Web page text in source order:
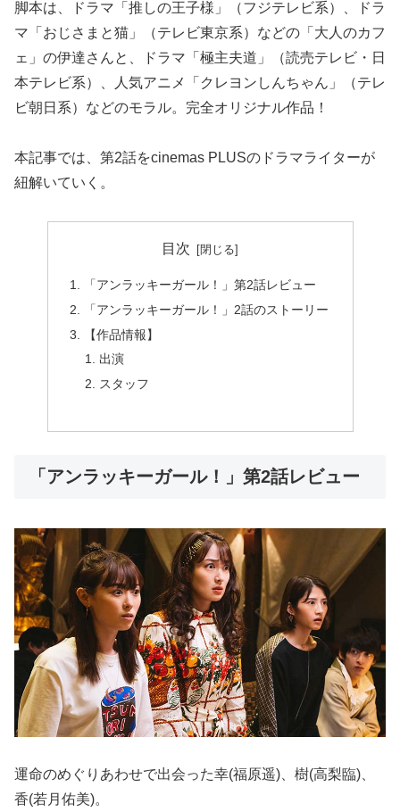
脚本は、ドラマ「推しの王子様」（フジテレビ系）、ドラ
マ「おじさまと猫」（テレビ東京系）などの「大人のカフ
ェ」の伊達さんと、ドラマ「極主夫道」（読売テレビ・日
本テレビ系）、人気アニメ「クレヨンしんちゃん」（テレ
ビ朝日系）などのモラル。完全オリジナル作品！
本記事では、第2話をcinemas PLUSのドラマライターが
紐解いていく。
目次
「アンラッキーガール！」第2話レビュー
「アンラッキーガール！」2話のストーリー
【作品情報】
出演
スタッフ
「アンラッキーガール！」第2話レビュー
運命のめぐりあわせで出会った幸(福原遥)、樹(高梨臨)、
香(若月佑美)。